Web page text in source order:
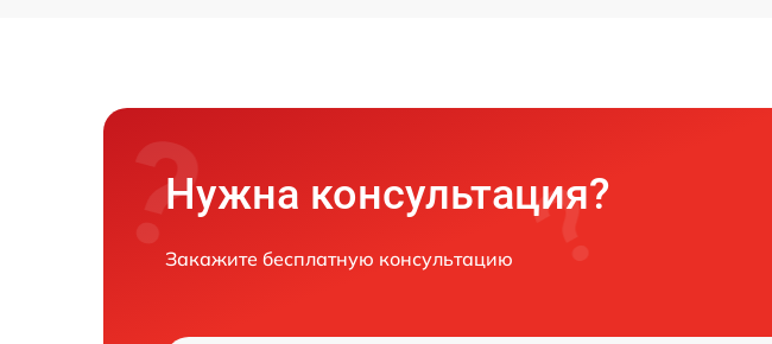
Нужна консультация?
Закажите бесплатную консультацию